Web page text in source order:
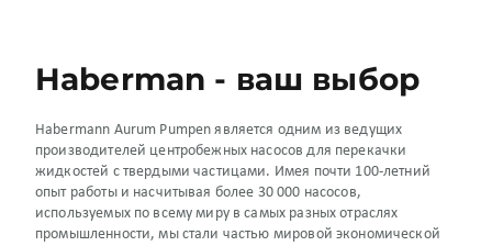
Haberman - ваш выбор
Habermann Aurum Pumpen является одним из ведущих
производителей центробежных насосов для перекачки
жидкостей с твердыми частицами. Имея почти 100-летний
опыт работы и насчитывая более 30 000 насосов,
используемых по всему миру в самых разных отраслях
промышленности, мы стали частью мировой экономической